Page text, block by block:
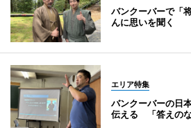
バンクーバーで「
んに思いを聞く
エリア特集
バンクーバーの日
伝える 「答えの